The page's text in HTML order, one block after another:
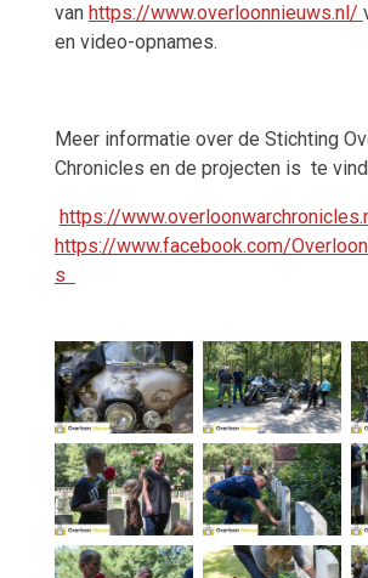
van https://www.overloonnieuws.nl/
en video-opnames.
Meer informatie over de Stichting
Chronicles en de projecten is te
https://
https://www.facebook.com/
s